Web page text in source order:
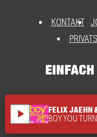
KONTAKT
play_arrow FELIX JAEHN
BOY YOU